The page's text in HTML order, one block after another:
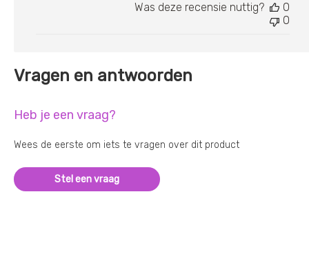
Was deze recensie nuttig?
0
0
Vragen en antwoorden
Heb je een vraag?
Wees de eerste om iets te vragen over dit product
Stel een vraag